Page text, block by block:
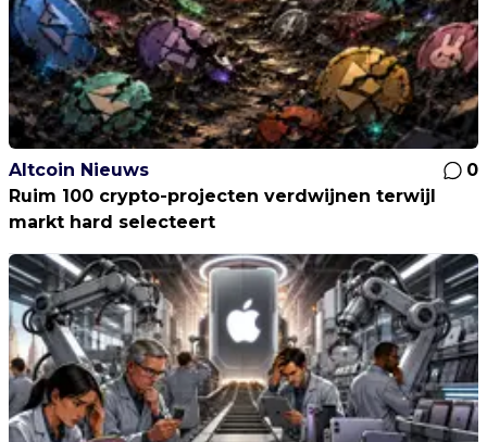
Altcoin Nieuws
0
Ruim 100 crypto-projecten verdwijnen terwijl
markt hard selecteert